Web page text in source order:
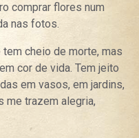
comprar flores num
nas fotos.
tem cheio de morte, mas
cor de vida. Tem jeito
em vasos, em jardins,
me trazem alegria,